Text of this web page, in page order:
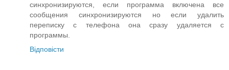
синхронизируются, если программа включена все
сообщения синхронизируются но если удалить
переписку с телефона она сразу удаляется с
программы.
Відповісти